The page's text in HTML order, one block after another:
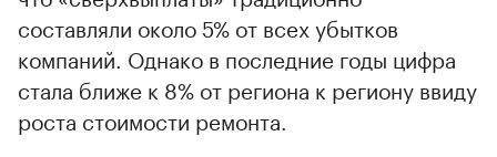
составляли около 5% от всех убытков
компаний. Однако в последние годы цифра
стала ближе к 8% от региона к региону ввиду
роста стоимости ремонта.